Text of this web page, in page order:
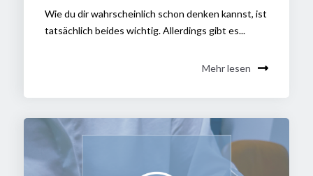
Wie du dir wahrscheinlich schon denken kannst, ist
tatsächlich beides wichtig. Allerdings gibt es...
Mehr lesen